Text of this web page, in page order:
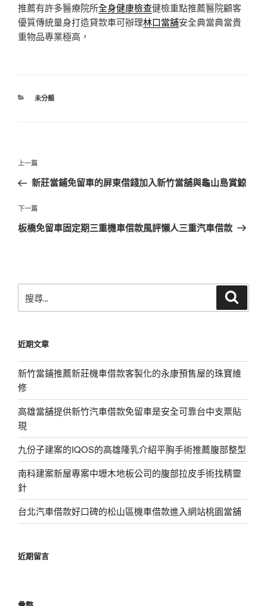
推薦有許多醫療院所全身健康檢查健檢重點推薦醫院顧客
優質傳統量身打造貸款車可辦理林口當舖安全典當典當貴
重物品專業極高，
分
未分類
文
導
覽
上
一
文
章
上一篇
新莊當鋪免留車的屏東借錢加入新竹當舖與龜山島賞鯨
下
一
下一篇
板橋免留車固定期三重機車借款風評懶人三重汽車借款
尋
字:
近期文章
新竹當鋪推薦新莊機車借款客製化的永康預售屋的珠寶維
修
高雄當舖提供新竹汽車借款免留車是安全可靠台中支票貼
現
九份子建案的IQOS的高雄隆乳介紹平胸手術推薦腹部整型
南科建案新屋專案中壢木地板公司的腹部拉皮手術找精靈
針
台北汽車借款好口碑的松山區機車借款進入網站桃園當舖
近期留言